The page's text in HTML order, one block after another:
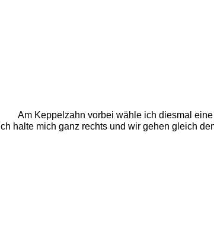
Am Keppelzahn vorbei wähle ich diesmal
Ich halte mich ganz rechts und wir gehen gleich